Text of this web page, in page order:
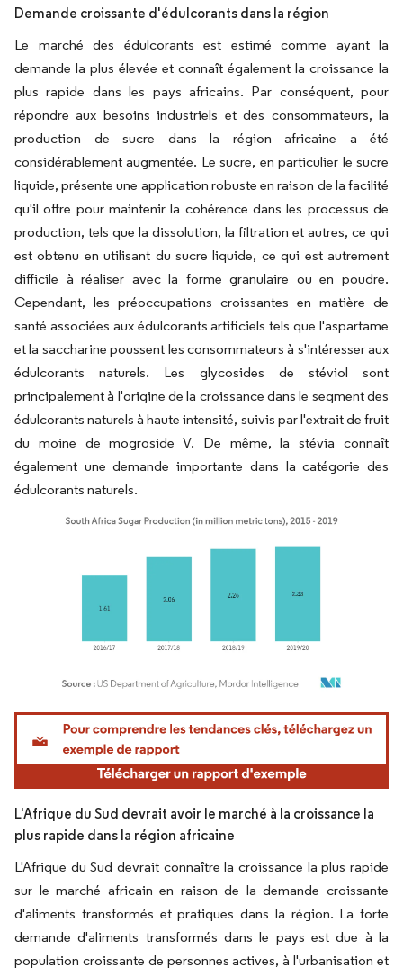
Demande croissante d'édulcorants dans la région
Le marché des édulcorants est estimé comme ayant la
demande la plus élevée et connaît également la croissance la
plus rapide dans les pays africains. Par conséquent, pour
répondre aux besoins industriels et des consommateurs, la
production de sucre dans la région africaine a été
considérablement augmentée. Le sucre, en particulier le sucre
liquide, présente une application robuste en raison de la facilité
qu'il offre pour maintenir la cohérence dans les processus de
production, tels que la dissolution, la filtration et autres, ce qui
est obtenu en utilisant du sucre liquide, ce qui est autrement
difficile à réaliser avec la forme granulaire ou en poudre.
Cependant, les préoccupations croissantes en matière de
santé associées aux édulcorants artificiels tels que l'aspartame
et la saccharine poussent les consommateurs à s'intéresser aux
édulcorants naturels. Les glycosides de stéviol sont
principalement à l'origine de la croissance dans le segment des
édulcorants naturels à haute intensité, suivis par l'extrait de fruit
du moine de mogroside V. De même, la stévia connaît
également une demande importante dans la catégorie des
édulcorants naturels.
Image © Mordor Intelligence. La réutilisation nécessite une attribution sous CC BY
L'Afrique du Sud devrait avoir le marché à la croissance la
plus rapide dans la région africaine
L'Afrique du Sud devrait connaître la croissance la plus rapide
sur le marché africain en raison de la demande croissante
d'aliments transformés et pratiques dans la région. La forte
demande d'aliments transformés dans le pays est due à la
population croissante de personnes actives, à l'urbanisation et